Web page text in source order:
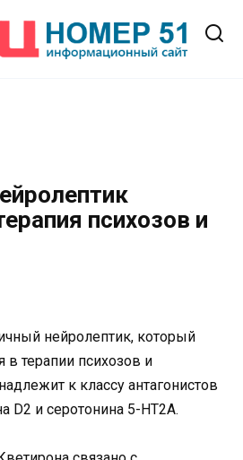
психозов и
нейролептик, который
в терапии психозов и
к классу антагонистов
D2 и серотонина 5-HT2A.